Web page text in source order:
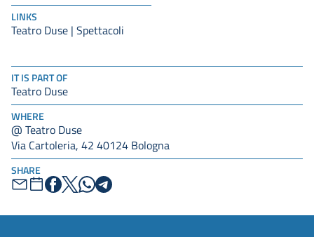
IT IS PART OF
Teatro Duse
WHERE
@ Teatro Duse
Via Cartoleria, 42 40124 Bologna
SHARE
LINKS
Teatro Duse | Spettacoli